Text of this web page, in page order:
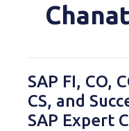
SAP FI, CO,
CS, and
SAP Expert